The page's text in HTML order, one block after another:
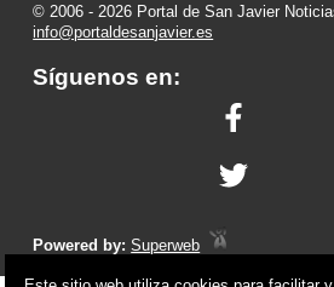
© 2006 - 2026 Portal de San Javier
info@portaldesanjavier.es
Síguenos en:
Powered by:Superweb